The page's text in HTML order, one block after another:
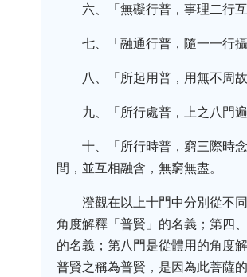
六、「無礙行普，事理二行
七、「融通行普，隨一一行
八、「所起用普，用無不周
九、「所行處普，上之八門
十、「所行時普，窮三際時
間，並互相融含，無窮無盡。
澄觀在以上十門中分別從不
角度解釋「普賢」的名義；第四
的名義；第八門是從體用的角度
普賢之稱為普賢，是因為此菩薩